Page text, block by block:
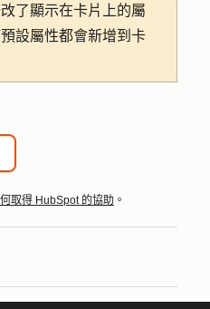
了顯示在卡片上的屬
設屬性都會新增到卡
何取得 HubSpot 的協助 。